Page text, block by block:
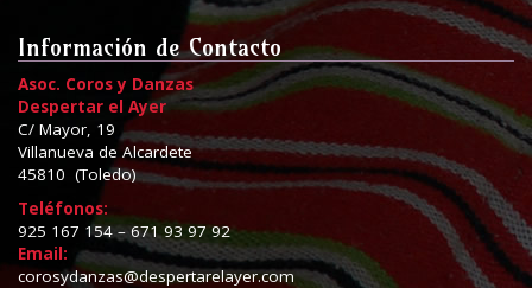
Información de Contacto
Asoc. Coros y Danzas
Despertar el Ayer
C/ Mayor, 19
Villanueva de Alcardete
45810 (Toledo)
Teléfonos:
925 167 154 – 671 93 97 92
Email:
corosydanzas@despertarelayer.com